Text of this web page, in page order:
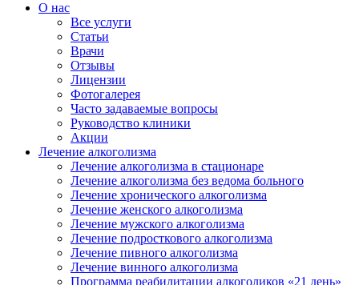
О нас
Все услуги
Статьи
Врачи
Отзывы
Лицензии
Фотогалерея
Часто задаваемые вопросы
Руководство клиники
Акции
Лечение алкоголизма
Лечение алкоголизма в стационаре
Лечение алкоголизма без ведома больного
Лечение хронического алкоголизма
Лечение женского алкоголизма
Лечение мужского алкоголизма
Лечение подросткового алкоголизма
Лечение пивного алкоголизма
Лечение винного алкоголизма
Программа реабилитации алкоголиков «21 день»